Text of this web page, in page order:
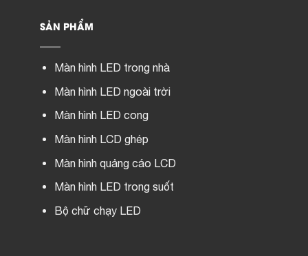
SẢN PHẨM
Màn hình LED trong nhà
Màn hình LED ngoài trời
Màn hình LED cong
Màn hình LCD ghép
Màn hình quảng cáo LCD
Màn hình LED trong suốt
Bộ chữ chạy LED